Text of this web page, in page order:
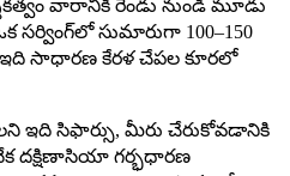
వారానికి రెండు నుండి మూడు
సర్వింగ్‌లో సుమారుగా 100–150
ఇది సాధారణ కేరళ చేపల కూరలో
ఇది సిఫార్సు, మీరు చేరుకోవడానికి
దక్షిణాసియా గర్భధారణ